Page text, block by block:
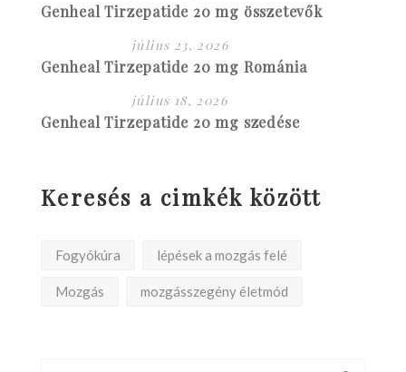
Genheal Tirzepatide 20 mg összetevők
július 23, 2026
Genheal Tirzepatide 20 mg Románia
július 18, 2026
Genheal Tirzepatide 20 mg szedése
Keresés a cimkék között
Fogyókúra lépések a mozgás felé
Mozgás mozgásszegény életmód